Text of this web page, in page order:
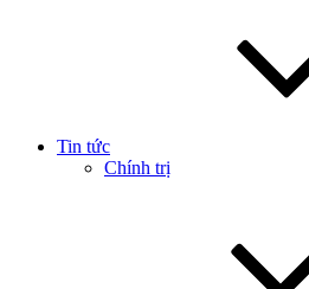
Tin tức
Chính trị